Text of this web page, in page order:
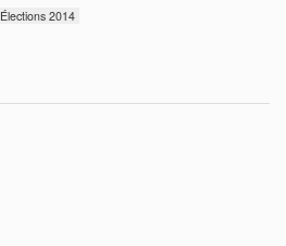
Élections 2014